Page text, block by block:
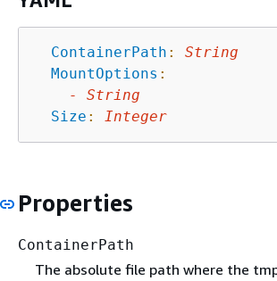
ContainerPath :
String
MountOptions :
-
String
Size : Integer
Properties
ContainerPath
The absolute file path where the